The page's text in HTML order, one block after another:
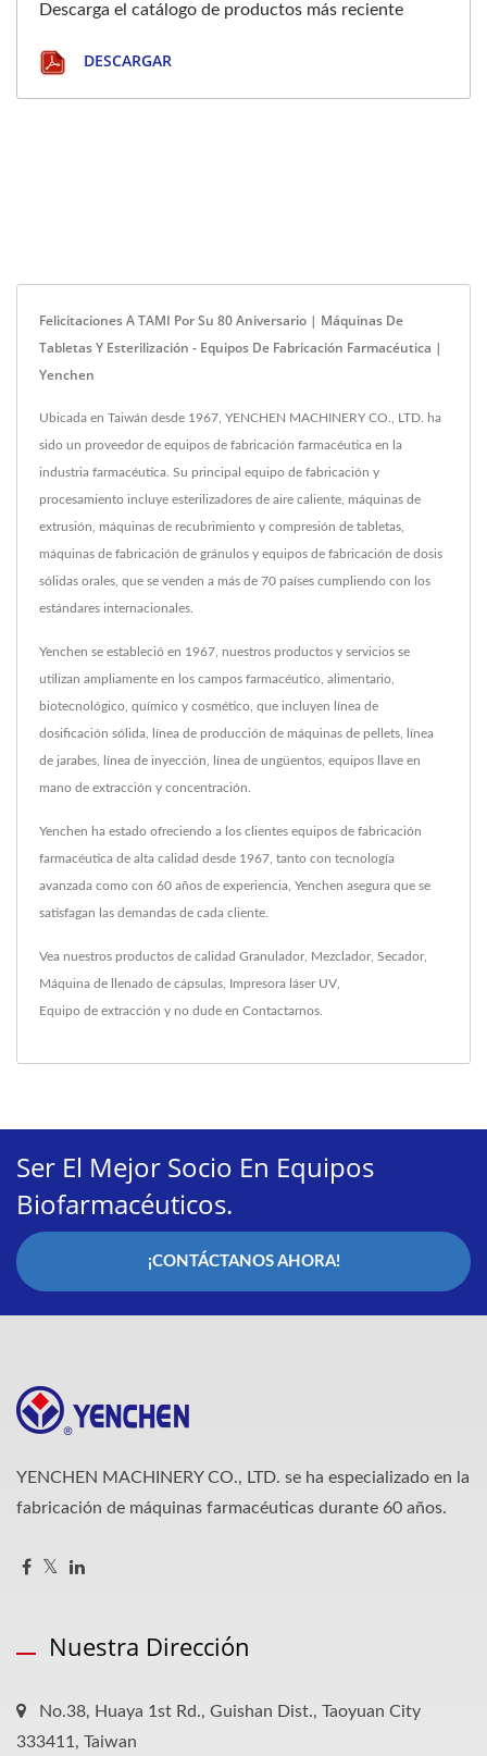
Descarga el catálogo de productos más reciente
DESCARGAR
Felicitaciones A TAMI Por Su 80 Aniversario | Máquinas De
Tabletas Y Esterilización - Equipos De Fabricación Farmacéutica |
Yenchen
Ubicada en Taiwán desde 1967, YENCHEN MACHINERY CO., LTD. ha
sido un proveedor de equipos de fabricación farmacéutica en la
industria farmacéutica. Su principal equipo de fabricación y
procesamiento incluye esterilizadores de aire caliente, máquinas de
extrusión, máquinas de recubrimiento y compresión de tabletas,
máquinas de fabricación de gránulos y equipos de fabricación de dosis
sólidas orales, que se venden a más de 70 países cumpliendo con los
estándares internacionales.
Yenchen se estableció en 1967, nuestros productos y servicios se
utilizan ampliamente en los campos farmacéutico, alimentario,
biotecnológico, químico y cosmético, que incluyen línea de
dosificación sólida, línea de producción de máquinas de pellets, línea
de jarabes, línea de inyección, línea de ungüentos, equipos llave en
mano de extracción y concentración.
Yenchen ha estado ofreciendo a los clientes equipos de fabricación
farmacéutica de alta calidad desde 1967, tanto con tecnología
avanzada como con 60 años de experiencia, Yenchen asegura que se
satisfagan las demandas de cada cliente.
Vea nuestros productos de calidad Granulador, Mezclador, Secador,
Máquina de llenado de cápsulas Impresora láser UV
Equipo de extracción y no dude en Contactarnos
Ser El Mejor Socio En Equipos
Biofarmacéuticos.
¡CONTÁCTANOS AHORA!
YENCHEN MACHINERY CO., LTD. se ha especializado en la
fabricación de máquinas farmacéuticas durante 60 años.
Nuestra Dirección
No.38, Huaya 1st Rd., Guishan Dist., Taoyuan City
333411, Taiwan